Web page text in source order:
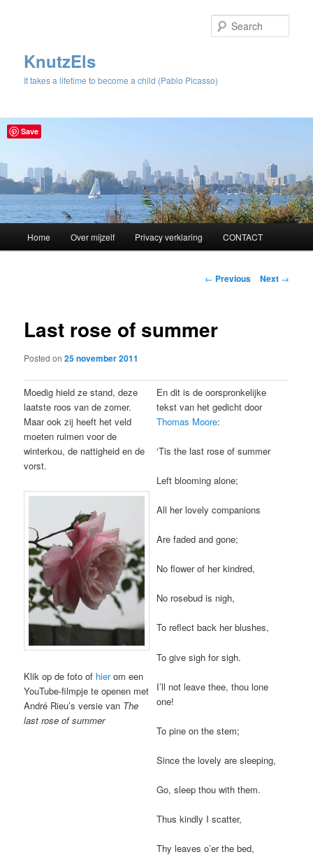
KnutzEls
It takes a lifetime to become a child (Pablo Picasso)
Skip
content
Home Over mijzelf Privacy verklaring CONTACT
Post
← Previous Next →
Last rose of summer
Posted on25 november 2011
Moedig hield ze stand, deze
laatste roos van de zomer.
Maar ook zij heeft het veld
moeten ruimen voor de
winterkou, de nattigheid en de
vorst.
Klik op de foto of hierom een
YouTube-filmpje te openen met
André Rieu’s versie van The
last rose of summer
En dit is de oorspronkelijke
tekst van het gedicht door
Thomas Moore:
‘Tis the last rose of summer
Left blooming alone;
All her lovely companions
Are faded and gone;
No flower of her kindred,
No rosebud is nigh,
To reflect back her blushes,
To give sigh for sigh.
I’ll not leave thee, thou lone
one!
To pine on the stem;
Since the lovely are sleeping,
Go, sleep thou with them.
Thus kindly I scatter,
Thy leaves o’er the bed,
Save